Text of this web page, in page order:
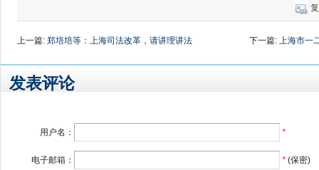
上一篇: 郑培培等：上海司法改革，请讲理讲法 下一篇: 上海市一
发表评论
用户名： *
电子邮箱： *(保密)